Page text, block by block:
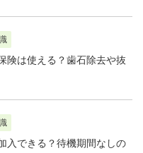
険は使える？歯石除去や抜
入できる？待機期間なしの